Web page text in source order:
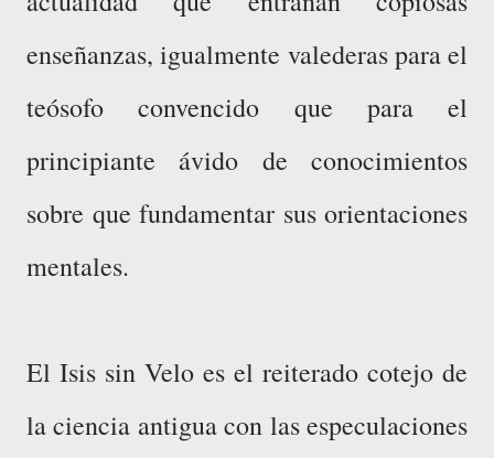
enseñanzas, igualmente valederas para el
teósofo convencido que para el
principiante ávido de conocimientos
sobre que fundamentar sus orientaciones
mentales.
El Isis sin Velo es el reiterado cotejo de
la ciencia antigua con las especulaciones